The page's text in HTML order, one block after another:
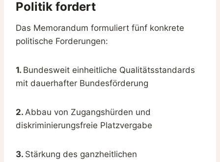
Politik fordert
Das Memorandum formuliert fünf konkrete
politische Forderungen:
1. Bundesweit einheitliche Qualitätsstandards
mit dauerhafter Bundesförderung
2. Abbau von Zugangshürden und
diskriminierungsfreie Platzvergabe
3. Stärkung des ganzheitlichen